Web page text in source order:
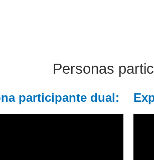
Personas
participante dual: